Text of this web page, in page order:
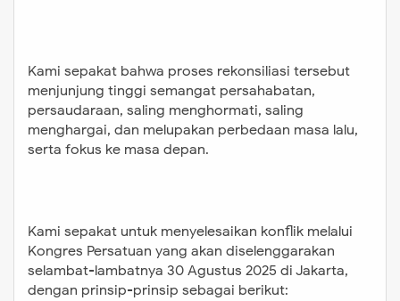
Kami sepakat bahwa proses rekonsiliasi tersebut
menjunjung tinggi semangat persahabatan,
persaudaraan, saling menghormati, saling
menghargai, dan melupakan perbedaan masa lalu,
serta fokus ke masa depan.
Kami sepakat untuk menyelesaikan konflik melalui
Kongres Persatuan yang akan diselenggarakan
selambat-lambatnya 30 Agustus 2025 di Jakarta,
dengan prinsip-prinsip sebagai berikut: